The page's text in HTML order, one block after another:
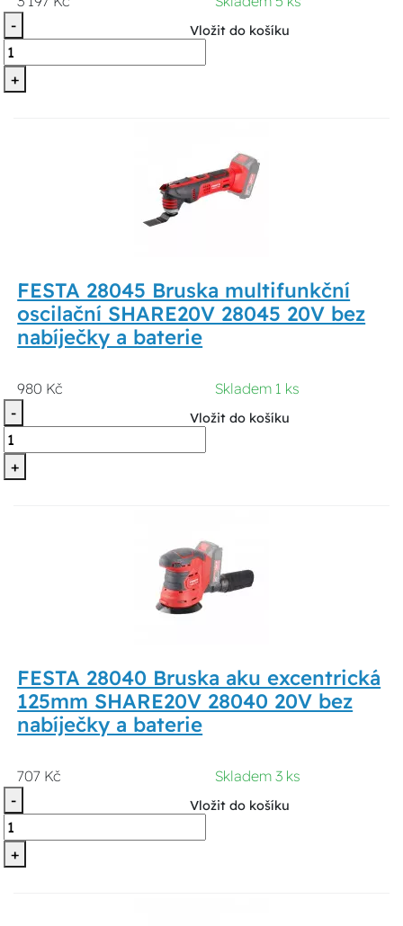
-
+
Vložit do košíku
FESTA 28045 Bruska multifunkční
oscilační SHARE20V 28045 20V bez
nabíječky a baterie
980 Kč
Skladem 1 ks
-
+
Vložit do košíku
FESTA 28040 Bruska aku excentrická
125mm SHARE20V 28040 20V bez
nabíječky a baterie
707 Kč
Skladem 3 ks
-
+
Vložit do košíku